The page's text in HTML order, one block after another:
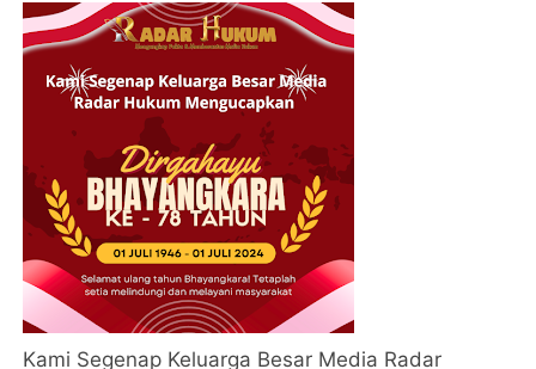
Kami Segenap Keluarga Besar Media Radar